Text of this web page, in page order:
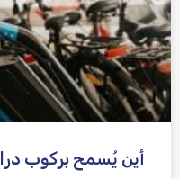
أين يُسمح بركوب